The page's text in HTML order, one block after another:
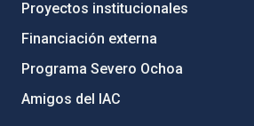
Proyectos institucionales
Financiación externa
Programa Severo Ochoa
Amigos del IAC